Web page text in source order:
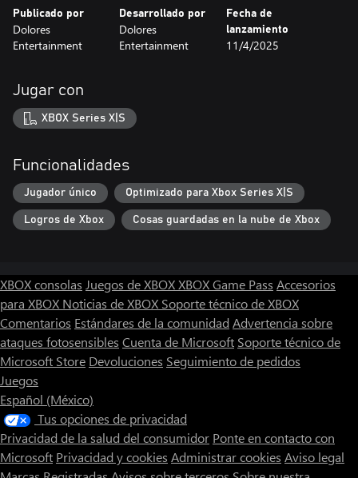
Publicado por
Dolores
Entertainment
Desarrollado por
Dolores
Entertainment
Fecha de
lanzamiento
11/4/2025
Jugar con
XBOX Series X|S
Funcionalidades
Jugador único Optimizado para Xbox Series X|S
Logros de Xbox Cosas guardadas en la nube de Xbox
XBOX consolas Juegos de XBOXXBOX Game Pass Accesorios
para XBOX Noticias de XBOX Soporte técnico de XBOX
Comentarios Estándares de la comunidad Advertencia sobre
ataques fotosensibles Cuenta de Microsoft Soporte técnico de
Microsoft Store Devoluciones Seguimiento de pedidos
Juegos
Español (México)
Tus opciones de privacidad
Privacidad de la salud del consumidor Ponte en contacto con
Microsoft Privacidad y cookies Administrar cookies Aviso legal